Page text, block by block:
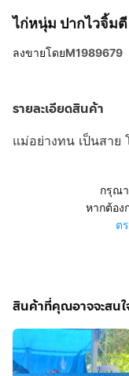
ไก่หนุ่ม ปากไวจิ้ม
ลงขายโดยM1989679
รายละเอียดสินค้า
แม่อย่างทน เป็นสาย
กรุณ
หากต้อง
ต
สินค้าที่คุณอาจจะสนใ